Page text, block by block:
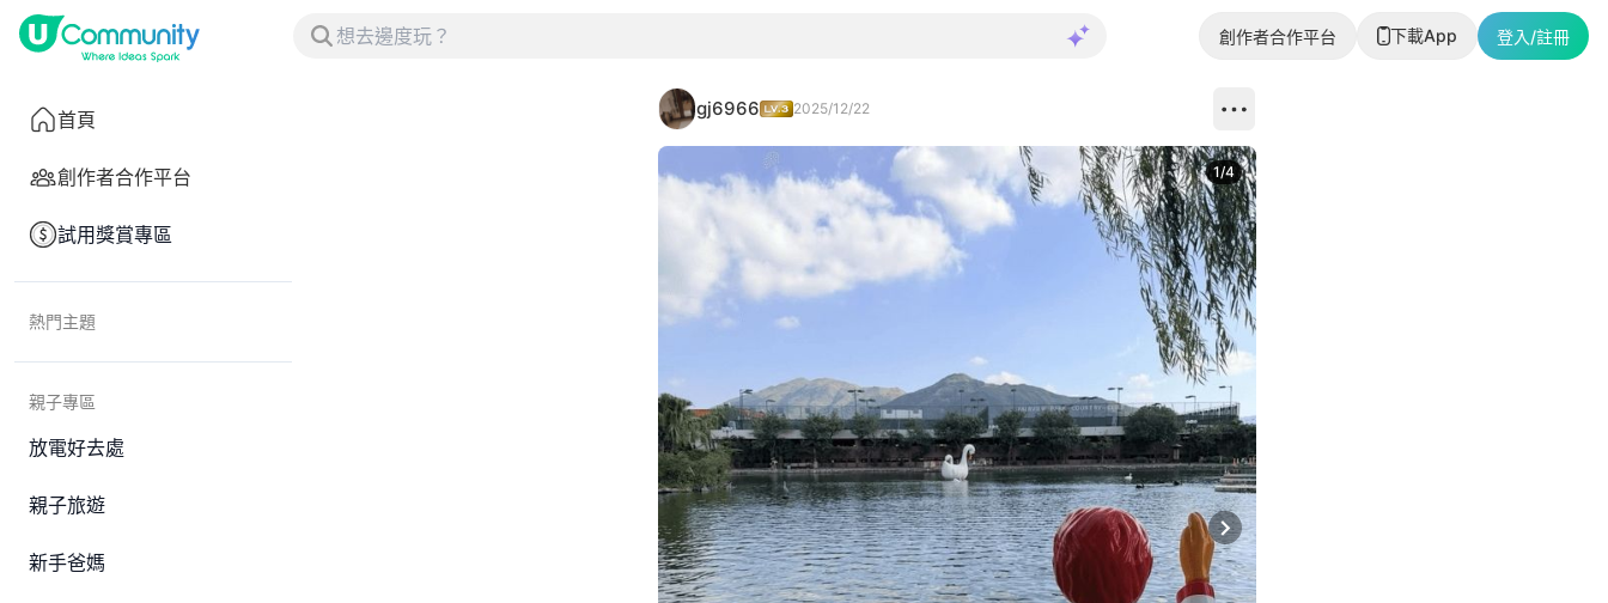
創作者合作平台 下載App 登入/註冊
首頁
創作者合作平台
試用獎賞專區
熱門主題
親子專區
放電好去處
親子旅遊
新手爸媽
gj6966 2025/12/22
Next slide
1/4